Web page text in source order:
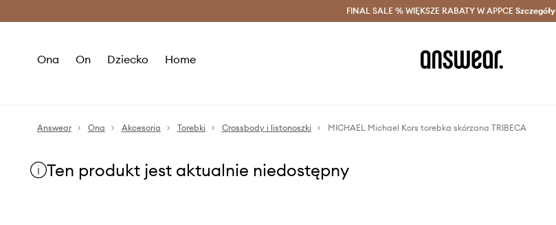
Oszczędzaj z Answear Club > Dostawa nawet w 24h >
FINAL SALE % WIĘKSZE RABATY W APPCE Szczegóły
Ona On Dziecko Home
Answear Ona Akcesoria Torebki Crossbody i listonoszki MICHAEL Michael Kors torebka skórzana TRIBECA
Ten produkt jest aktualnie niedostępny